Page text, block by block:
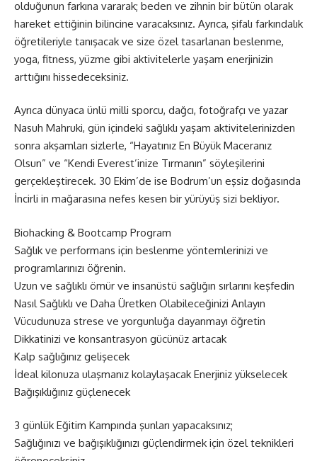
olduğunun farkına vararak; beden ve zihnin bir bütün olarak
hareket ettiğinin bilincine varacaksınız. Ayrıca, şifalı farkındalık
öğretileriyle tanışacak ve size özel tasarlanan beslenme,
yoga, fitness, yüzme gibi aktivitelerle yaşam enerjinizin
arttığını hissedeceksiniz.
Ayrıca dünyaca ünlü milli sporcu, dağcı, fotoğrafçı ve yazar
Nasuh Mahruki, gün içindeki sağlıklı yaşam aktivitelerinizden
sonra akşamları sizlerle, “Hayatınız En Büyük Maceranız
Olsun” ve “Kendi Everest’inize Tırmanın” söyleşilerini
gerçekleştirecek. 30 Ekim’de ise Bodrum’un eşsiz doğasında
İncirli in mağarasına nefes kesen bir yürüyüş sizi bekliyor.
Biohacking & Bootcamp Program
Sağlık ve performans için beslenme yöntemlerinizi ve
programlarınızı öğrenin.
Uzun ve sağlıklı ömür ve insanüstü sağlığın sırlarını keşfedin
Nasıl Sağlıklı ve Daha Üretken Olabileceğinizi Anlayın
Vücudunuza strese ve yorgunluğa dayanmayı öğretin
Dikkatinizi ve konsantrasyon gücünüz artacak
Kalp sağlığınız gelişecek
İdeal kilonuza ulaşmanız kolaylaşacak Enerjiniz yükselecek
Bağışıklığınız güçlenecek
3 günlük Eğitim Kampında şunları yapacaksınız;
Sağlığınızı ve bağışıklığınızı güçlendirmek için özel teknikleri